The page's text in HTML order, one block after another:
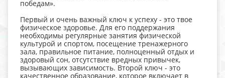
победам».
Первый и очень важный ключ к успеху - это твое
физическое здоровье. Для его поддержания
необходимы регулярные занятия физической
культурой и спортом, посещение тренажерного
зала, правильное питание, полноценный отдых и
здоровый сон, отсутствие вредных привычек,
вызывающих зависимость. Второй ключ - это
качественное образование, которое включает в